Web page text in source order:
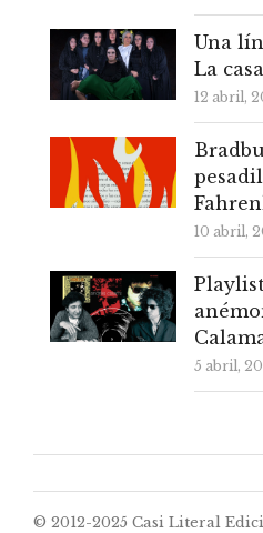
Una
La
12 abril,
10 abril,
5 abril,
© 2012-2025 Casi Literal